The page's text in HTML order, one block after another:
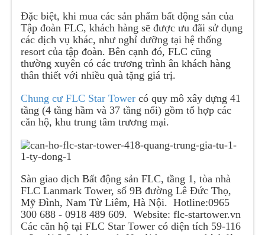
Đặc biệt, khi mua các sản phẩm bất động sản của
Tập đoàn FLC, khách hàng sẽ được ưu đãi sử dụng
các dịch vụ khác, như nghỉ dưỡng tại hệ thống
resort của tập đoàn. Bên cạnh đó, FLC cũng
thường xuyên có các trương trình ân khách hàng
thân thiết với nhiều quà tặng giá trị.
Chung cư FLC Star Tower có quy mô xây dựng 41
tầng (4 tầng hầm và 37 tầng nổi) gồm tổ hợp các
căn hộ, khu trung tâm trương mại.
Sàn giao dịch Bất động sản FLC, tầng 1, tòa nhà
FLC Lanmark Tower, số 9B đường Lê Đức Thọ,
Mỹ Đình, Nam Từ Liêm, Hà Nội. Hotline:0965
300 688 - 0918 489 609. Website: flc-startower.vn
Các căn hộ tại FLC Star Tower có diện tích 59-116